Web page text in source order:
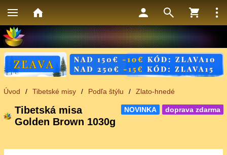
Úvod / Tibetské misy / Podľa štýlu / Zlato-hnedé
doprava zdarma
NOVINKA
Tibetská misa
Golden Brown 1030g